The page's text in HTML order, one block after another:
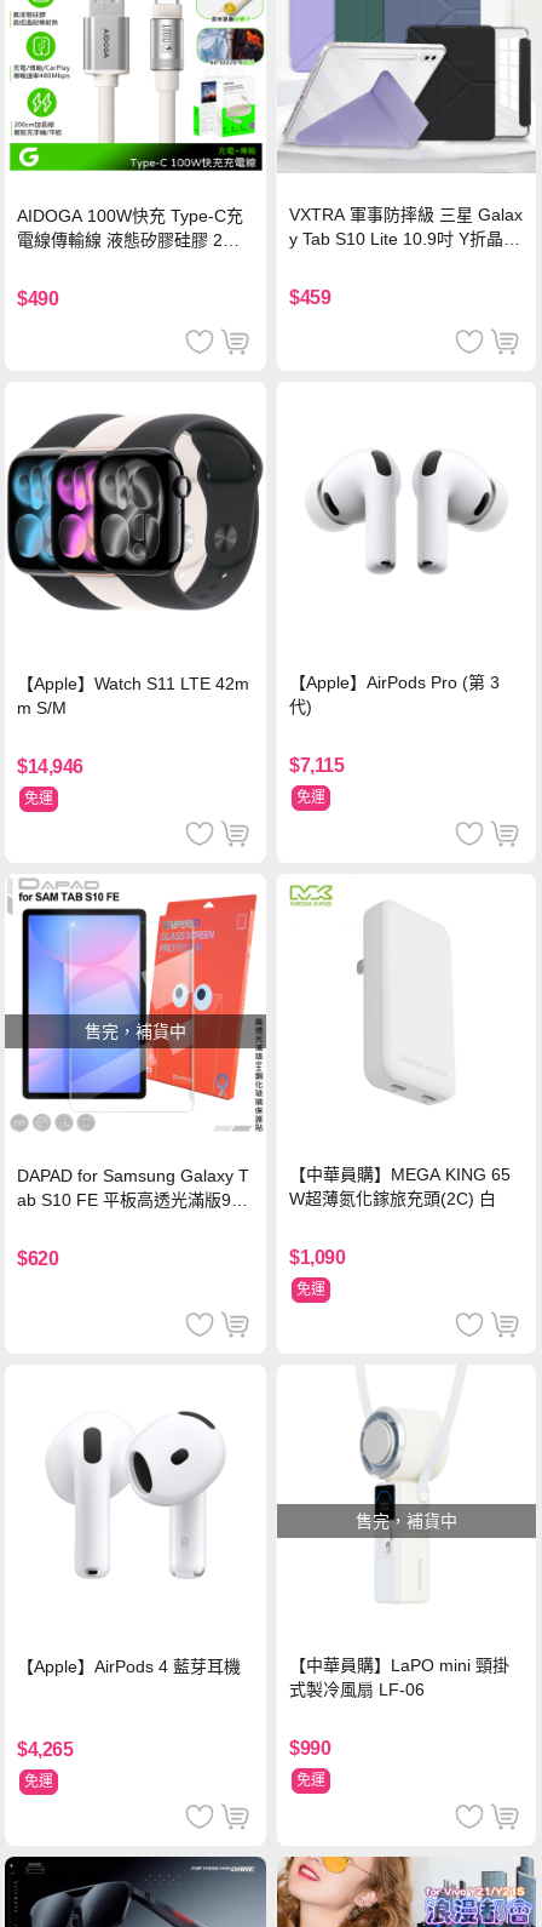
AIDOGA 100W快充 Type-C充
電線傳輸線 液態矽膠硅膠 2M
$490
VXTRA 軍事防摔級 三星 Galax
y Tab S10 Lite 10.9吋 Y折晶透
$459
【Apple】Watch S11 LTE 42m
m S/M
$14,946
免運
【Apple】AirPods Pro (第 3
代)
$7,115
免運
售完，補貨中
DAPAD for Samsung Galaxy T
ab S10 FE 平板高透光滿版9H
$620
【中華員購】MEGA KING 65
W超薄氮化鎵旅充頭(2C) 白
$1,090
免運
【Apple】AirPods 4 藍芽耳機
$4,265
免運
售完，補貨中
【中華員購】LaPO mini 頸掛
式製冷風扇 LF-06
$990
免運